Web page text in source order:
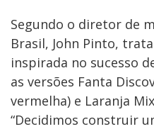
Segundo o diretor de
Brasil, John Pinto,
inspirada no sucesso
as versões Fanta
vermelha) e Laranja
“Decidimos construir